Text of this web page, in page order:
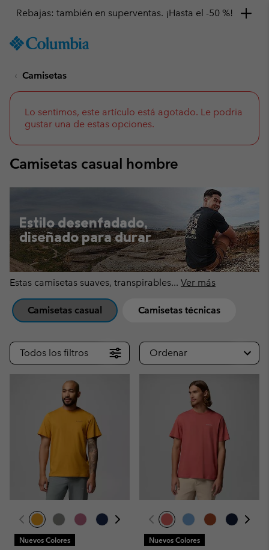
TO
SKIP
NAV
SKIP
TO
SEARCH
Consigue un 10 % de descuento
Camisetas
Lo sentimos, este artículo está agotado. Le podria
gustar una de estas opciones.
Camisetas casual hombre
Estilo desenfadado,
diseñado para durar
Estas camisetas suaves, transpirables... Ver más
Camisetas casual Camisetas técnicas
Todos los filtros Ordenar
Nuevos Colores Nuevos Colores